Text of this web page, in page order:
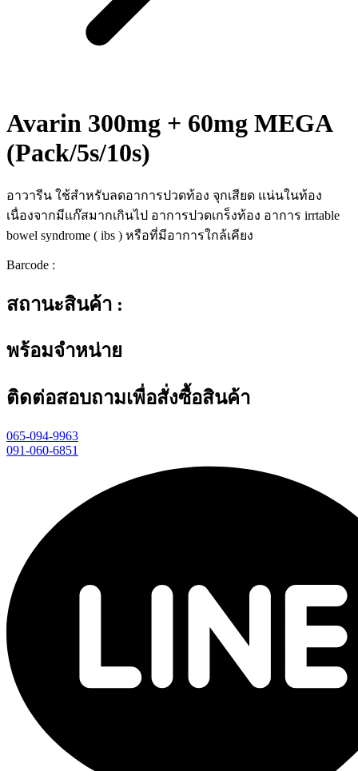
Avarin 300mg + 60mg MEGA
(Pack/5s/10s)
อาวารีน ใช้สำหรับลดอาการปวดท้อง จุกเสียด แน่นในท้อง
เนื่องจากมีแก๊สมากเกินไป อาการปวดเกร็งท้อง อาการ irrtable
bowel syndrome ( ibs ) หรือที่มีอาการใกล้เคียง
Barcode :
สถานะสินค้า :
พร้อมจำหน่าย
ติดต่อสอบถามเพื่อสั่งซื้อสินค้า
065-094-9963
091-060-6851